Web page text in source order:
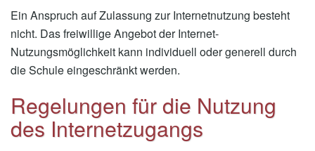
Ein Anspruch auf Zulassung zur Internetnutzung besteht
nicht. Das freiwillige Angebot der Internet-
Nutzungsmöglichkeit kann individuell oder generell durch
die Schule eingeschränkt werden.
Regelungen für die Nutzung
des Internetzugangs